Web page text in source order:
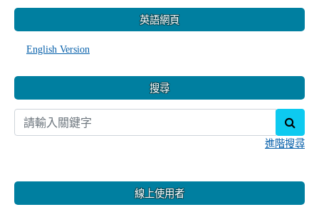
國民中小學教師教學專業與課程品質計畫-專業回饋人才培
訓與教學輔導教師儲訓計畫」辦理。 二、 敬請各校協助公
告相關資訊，鼓勵教師報名參加，研習資訊如下: (一) 研習
名稱:桃園市111學年度教師專業發展實踐方案-教學輔導教
師換證暨回流研習 (二) 研習對象:102年度以前取得教學輔
導教師認證資格之現職中小學教師及校長 (三...